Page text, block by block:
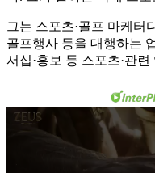
그는 스포츠·골프 마케터
골프행사 등을 대행하는
서십·홍보 등 스포츠·관